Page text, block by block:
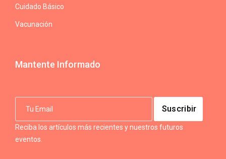
Cuidado Básico
Vacunación
Mantente Informado
Reciba los artículos más recientes y nuestros futuros
eventos.